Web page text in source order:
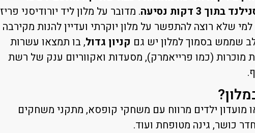
3 דקות נסיעה
. מדובר על מלון ליד יורודיסני פריז
שלא רוצה להתפשר על מלון יוקרתי ועדיין להנות מקירבה
שממש בסמוך למלון יש גם קניון גדול, בו תמצאו עשרות
מוכרות (כמו פרייאמרק), מסעדות ואקווריום ענק של רשת
מועדון ילדים מרווח עם משחקי קופסא, מתקני משחקים
חדר כושר, גינה מטופחת ועוד.